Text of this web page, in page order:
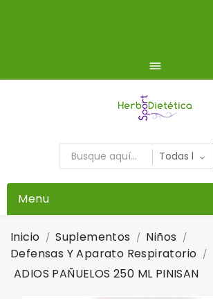

Menu
Inicio Suplementos
Niños
Defensas Y Aparato Respiratorio
ADIOS PAÑUELOS 250 ML PINISAN